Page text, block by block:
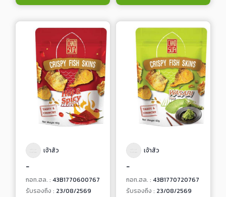
เจ้าสัว
-
กอท.ฮล. : 43B1770600767
รับรองถึง : 23/08/2569
เจ้าสัว
-
กอท.ฮล. : 43B1770720767
รับรองถึง : 23/08/2569